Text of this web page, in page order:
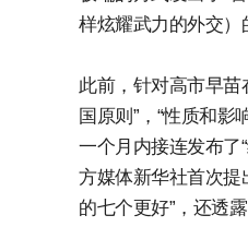
样炫耀武力的外交）
此前，针对高市早苗
国原则”，“性质和
一个月内接连发布了
方媒体新华社首次提
的七个更好”，还透